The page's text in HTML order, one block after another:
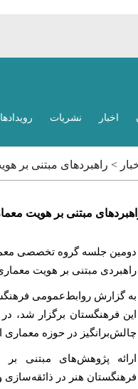
اخبار نشریات رویدادها
> راهبردهای مبتنی
مبتنی بر هویت
راهبردی مبتنی بر هویت
به‌ گزارش روابط‌عمومی
این فرهنگستان برگزار شد،
چالش‌برانگیز در حوزه
ارائه پژوهش‌های مبتنی
فرهنگستان هنر در ذائقه‌سازی